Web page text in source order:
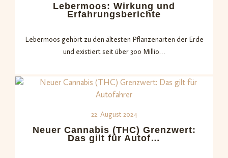
Lebermoos: Wirkung und
Erfahrungsberichte
Lebermoos gehört zu den ältesten Pflanzenarten der Erde
und existiert seit über 300 Millio…
22. August 2024
Neuer Cannabis (THC) Grenzwert:
Das gilt für Autof…